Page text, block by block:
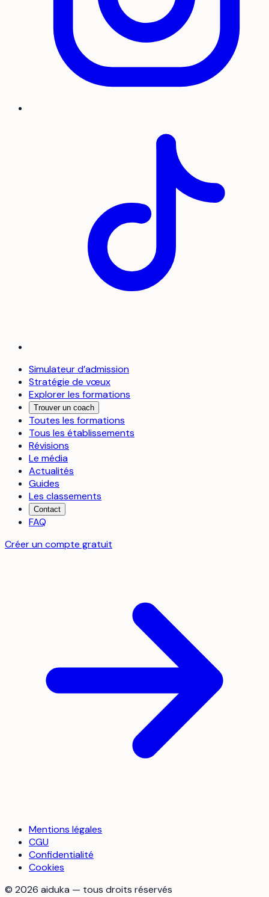
Simulateur d’admission
Stratégie de vœux
Explorer les formations
Trouver un coach
Toutes les formations
Tous les établissements
Révisions
Le média
Actualités
Guides
Les classements
Contact
FAQ
Créer un compte gratuit
Mentions légales
CGU
Confidentialité
Cookies
© 2026 aiduka — tous droits réservés